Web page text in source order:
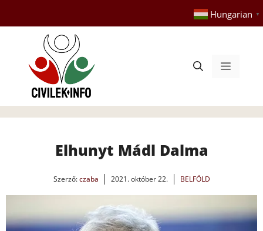
tartalomba
Hungarian ▼
Menü
Elhunyt Mádl Dalma
Szerző:czaba 2021. október 22. BELFÖLD